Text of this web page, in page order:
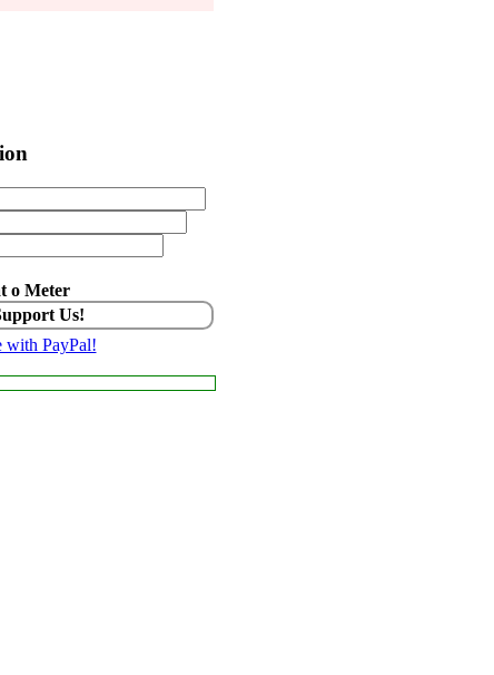
o Meter
Us!